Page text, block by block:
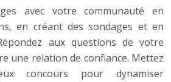
avec votre communauté en
en créant des sondages et en
aux questions de votre
une relation de confiance. Mettez
concours pour dynamiser